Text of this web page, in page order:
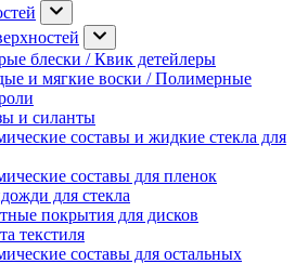
блески / Квик детейлеры
и мягкие воски / Полимерные
и силанты
составы и жидкие стекла для
составы для пленок
для стекла
покрытия для дисков
текстиля
составы для остальных